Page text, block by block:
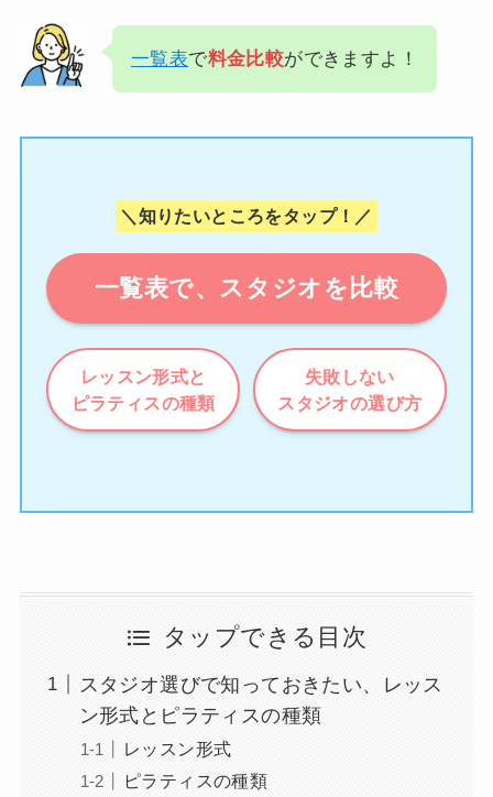
一覧表で料金比較ができますよ！
＼知りたいところをタップ！／
一覧表で、スタジオを比較
レッスン形式と
ピラティスの種類
失敗しない
スタジオの選び方
タップできる目次
スタジオ選びで知っておきたい、レッス
ン形式とピラティスの種類
レッスン形式
ピラティスの種類